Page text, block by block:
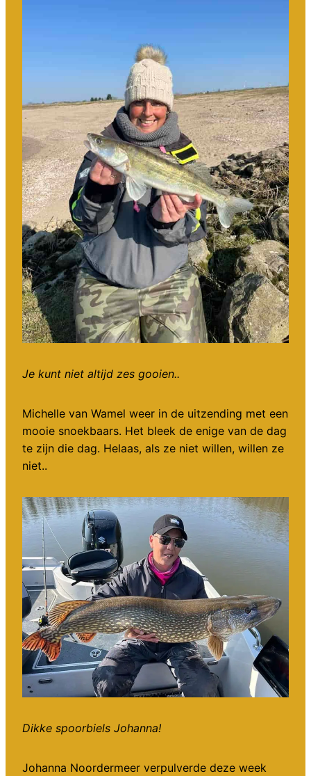
Je kunt niet altijd zes gooien..
Michelle van Wamel weer in de uitzending met een
mooie snoekbaars. Het bleek de enige van de dag
te zijn die dag. Helaas, als ze niet willen, willen ze
niet..
Dikke spoorbiels Johanna!
Johanna Noordermeer verpulverde deze week